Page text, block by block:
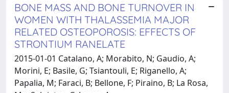
BONE MASS AND BONE TURNOVER IN
WOMEN WITH THALASSEMIA MAJOR
RELATED OSTEOPOROSIS: EFFECTS OF
STRONTIUM RANELATE
2015-01-01 Catalano, A; Morabito, N; Gaudio, A;
Morini, E; Basile, G; Tsiantouli, E; Riganello, A;
Papalia, M; Faraci, B; Bellone, F; Piraino, B; La Rosa,